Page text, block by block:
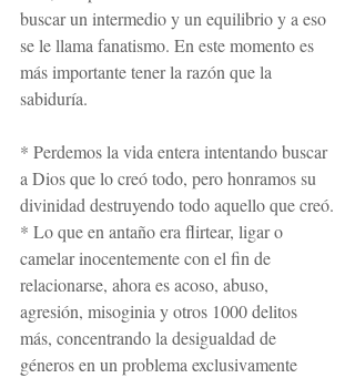
buscar un intermedio y un equilibrio y a eso
se le llama fanatismo. En este momento es
más importante tener la razón que la
sabiduría.
* Perdemos la vida entera intentando buscar
a Dios que lo creó todo, pero honramos su
divinidad destruyendo todo aquello que creó.
* Lo que en antaño era flirtear, ligar o
camelar inocentemente con el fin de
relacionarse, ahora es acoso, abuso,
agresión, misoginia y otros 1000 delitos
más, concentrando la desigualdad de
géneros en un problema exclusivamente